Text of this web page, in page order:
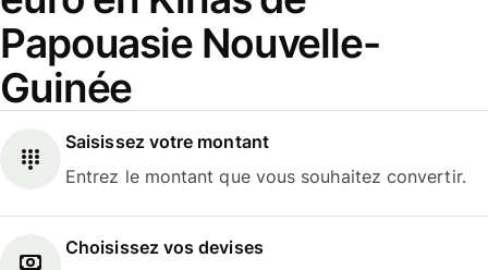
Papouasie Nouvelle-
Guinée
Saisissez votre montant
Entrez le montant que vous souhaitez convertir.
Choisissez vos devises